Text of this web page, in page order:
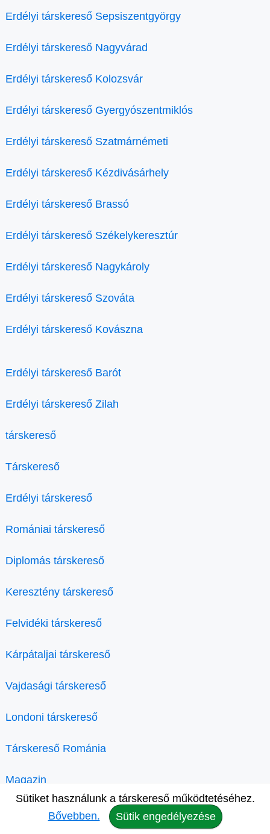
Erdélyi társkereső Sepsiszentgyörgy
Erdélyi társkereső Nagyvárad
Erdélyi társkereső Kolozsvár
Erdélyi társkereső Gyergyószentmiklós
Erdélyi társkereső Szatmárnémeti
Erdélyi társkereső Kézdivásárhely
Erdélyi társkereső Brassó
Erdélyi társkereső Székelykeresztúr
Erdélyi társkereső Nagykároly
Erdélyi társkereső Szováta
Erdélyi társkereső Kovászna
Erdélyi társkereső Barót
Erdélyi társkereső Zilah
társkereső
Társkereső
Erdélyi társkereső
Romániai társkereső
Diplomás társkereső
Keresztény társkereső
Felvidéki társkereső
Kárpátaljai társkereső
Vajdasági társkereső
Londoni társkereső
Társkereső Románia
Magazin
Sütiket használunk a társkereső működtetéséhez.
Bővebben.
Sütik engedélyezése